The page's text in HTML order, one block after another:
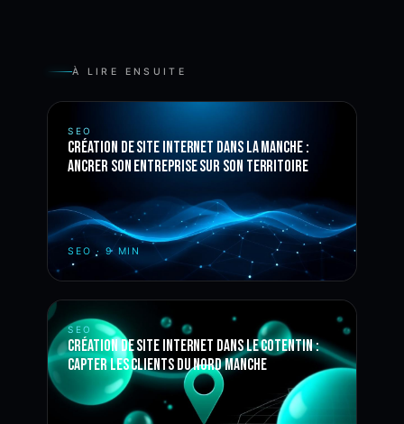
À LIRE ENSUITE
SEO
Création de site internet dans la Manche :
ancrer son entreprise sur son territoire
SEO · 9 MIN
SEO
Création de site internet dans le Cotentin :
capter les clients du nord Manche